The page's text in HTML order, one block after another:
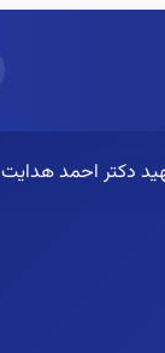
دکتر احمد هدایت